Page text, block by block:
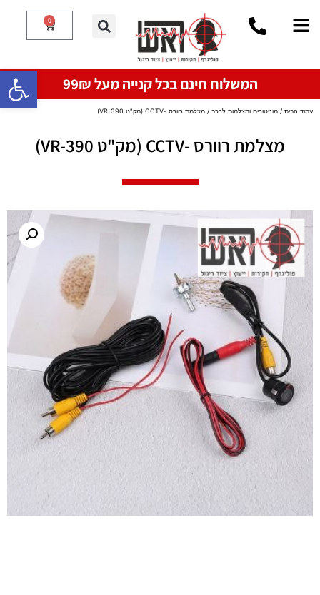
פתח
0
המשלוח חינם בכל קנייה מעל 99₪
עמוד הבית / מוניטורים ומצלמות לרכב / מצלמת רוורס -CCTV (מק"ט VR-390)
מצלמת רוורס -CCTV (מק"ט VR-390)